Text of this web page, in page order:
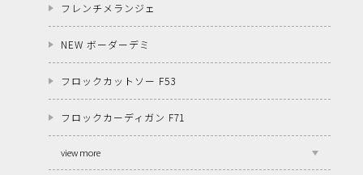
フレンチメランジェ
NEW ボーダーデミ
フロックカットソー F53
フロックカーディガン F71
view more